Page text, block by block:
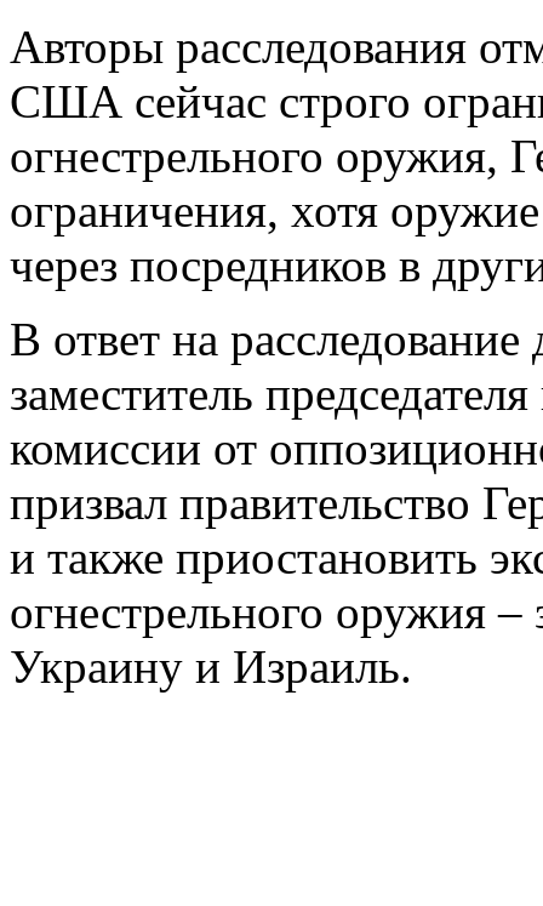
Авторы расследования
США сейчас строго
огнестрельного оружия,
ограничения, хотя
через посредников в
В ответ на расследование
заместитель
комиссии от
призвал правительство
и также приостановить
огнестрельного оружия
Украину и Израиль.